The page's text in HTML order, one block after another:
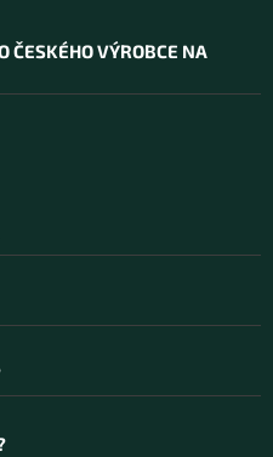
ČESKÉHO VÝROBCE NA